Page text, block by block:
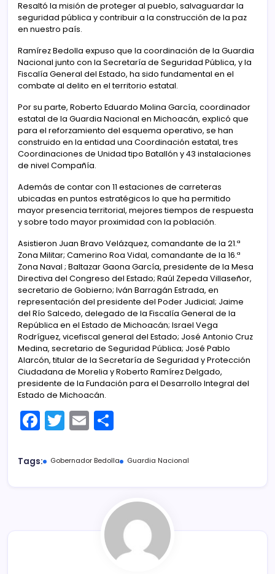
Resaltó la misión de proteger al pueblo, salvaguardar la
seguridad pública y contribuir a la construcción de la paz
en nuestro país.
Ramírez Bedolla expuso que la coordinación de la Guardia
Nacional junto con la Secretaría de Seguridad Pública, y la
Fiscalía General del Estado, ha sido fundamental en el
combate al delito en el territorio estatal.
Por su parte, Roberto Eduardo Molina García, coordinador
estatal de la Guardia Nacional en Michoacán, explicó que
para el reforzamiento del esquema operativo, se han
construido en la entidad una Coordinación estatal, tres
Coordinaciones de Unidad tipo Batallón y 43 instalaciones
de nivel Compañía.
Además de contar con 11 estaciones de carreteras
ubicadas en puntos estratégicos lo que ha permitido
mayor presencia territorial, mejores tiempos de respuesta
y sobre todo mayor proximidad con la población.
Asistieron Juan Bravo Velázquez, comandante de la 21.ª
Zona Militar; Camerino Roa Vidal, comandante de la 16.ª
Zona Naval ; Baltazar Gaona García, presidente de la Mesa
Directiva del Congreso del Estado; Raúl Zepeda Villaseñor,
secretario de Gobierno; Iván Barragán Estrada, en
representación del presidente del Poder Judicial; Jaime
del Río Salcedo, delegado de la Fiscalía General de la
República en el Estado de Michoacán; Israel Vega
Rodríguez, vicefiscal general del Estado; José Antonio Cruz
Medina, secretario de Seguridad Pública; José Pablo
Alarcón, titular de la Secretaría de Seguridad y Protección
Ciudadana de Morelia y Roberto Ramírez Delgado,
presidente de la Fundación para el Desarrollo Integral del
Estado de Michoacán.
F
c
T
itt
E
ai m
ar
tir
Tags: Gobernador Bedolla Guardia Nacional